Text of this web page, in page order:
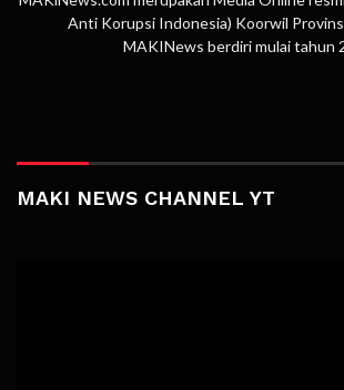
Anti Korupsi Indonesia) Koorwil
MAKINews berdiri mulai tahun
MAKI NEWS CHANNEL YT